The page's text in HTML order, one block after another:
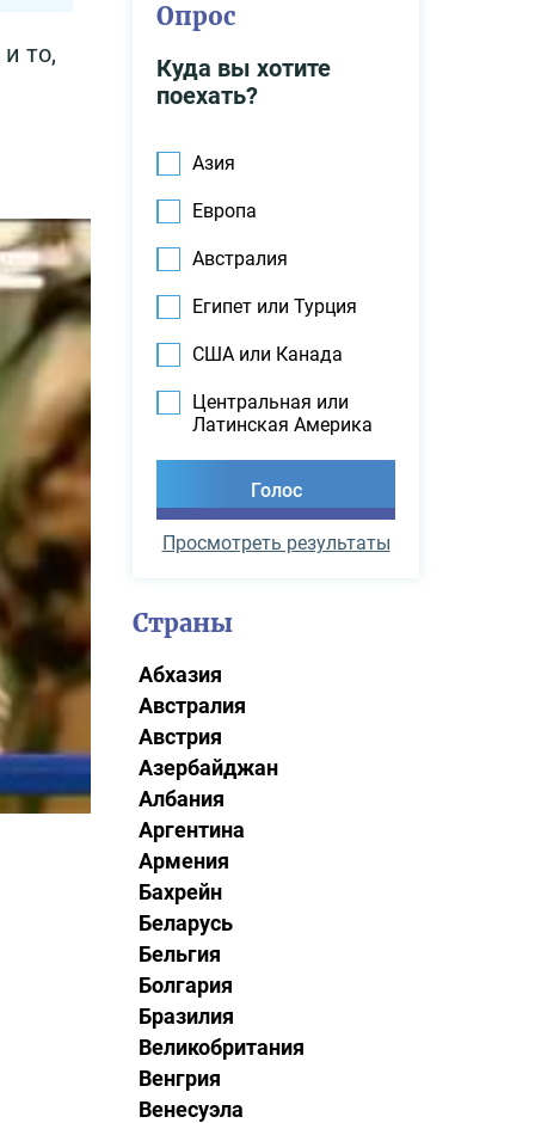
то,
Опрос
Куда вы хотите
поехать?
Азия
Европа
Австралия
Египет или Турция
США или Канада
Центральная или
Латинская Америка
Просмотреть результаты
Страны
Абхазия
Австралия
Австрия
Азербайджан
Албания
Аргентина
Армения
Бахрейн
Беларусь
Бельгия
Болгария
Бразилия
Великобритания
Венгрия
Венесуэла